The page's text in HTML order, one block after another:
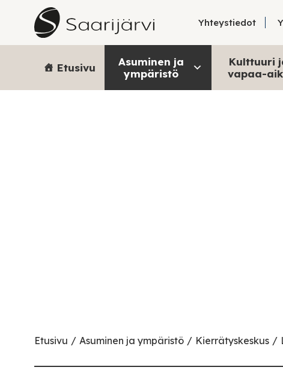
Skip to content
Yhteystiedot
Etusivu
Asuminen ja
ympäristö
Kulttuuri
vapaa-
Etusivu Asuminen ja ympäristö Kierrätyskeskus